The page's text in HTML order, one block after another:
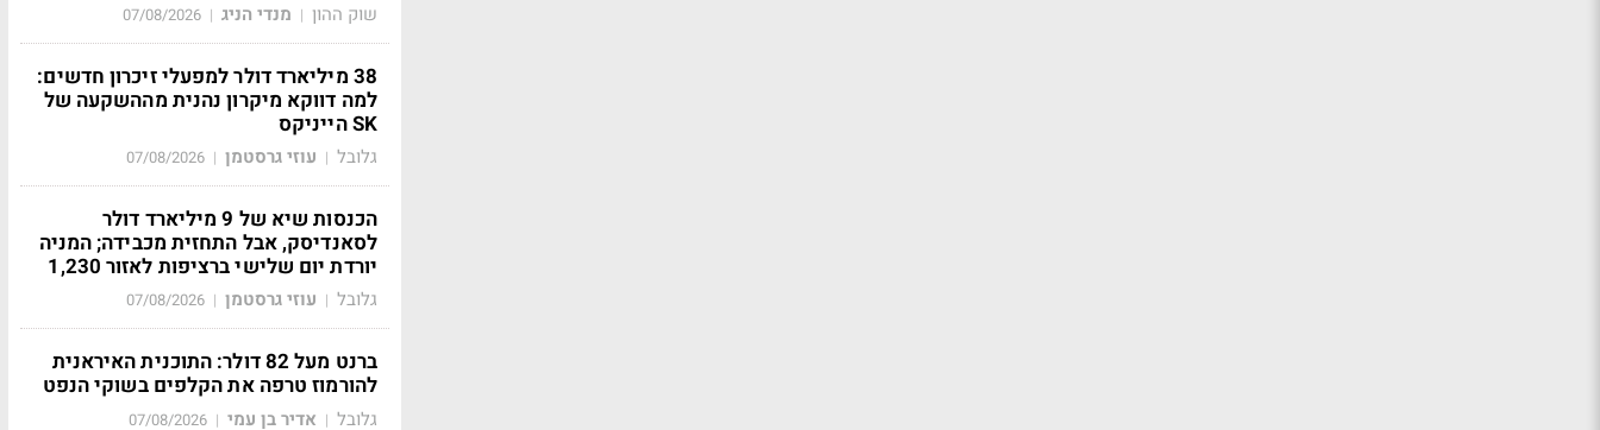
שוק ההון | מנדי הניג |
07/08/2026
38 מיליארד דולר למפעלי זיכרון חדשים:
למה דווקא מיקרון נהנית מההשקעה של
SK הייניקס
גלובל | עוזי גרסטמן |
07/08/2026
הכנסות שיא של 9 מיליארד דולר
לסאנדיסק, אבל התחזית מכבידה; המניה
יורדת יום שלישי ברציפות לאזור 1,230
גלובל | עוזי גרסטמן |
07/08/2026
ברנט מעל 82 דולר: התוכנית האיראנית
להורמוז טרפה את הקלפים בשוקי הנפט
גלובל | אדיר בן עמי |
07/08/2026